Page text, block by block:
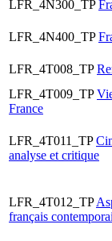
LFR_4N300_TP
LFR_4N400_TP
LFR_4T008_TP
LFR_4T009_TP
France
LFR_4T011_TP
analyse et critique
LFR_4T012_TP
français